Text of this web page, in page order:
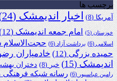
برچسب ها
آمریکا(8) اخبار اندیمشک(24)
خوزستان(5) امام جمعه اندیمشک(12)
اسلامی(6) برداشت آزاد(6)
حمیده بزرگی(12) خادمیاران
اندیمشک(15) خبر(8) دختران
رامین عباسپور(6) رسانه شبکه